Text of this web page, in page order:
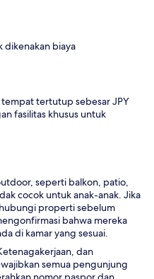
dikenakan biaya
tertutup sebesar JPY
fasilitas khusus untuk
seperti balkon, patio,
cocok untuk anak-anak. Jika
properti sebelum
bahwa mereka
di kamar yang sesuai.
dan
semua pengunjung